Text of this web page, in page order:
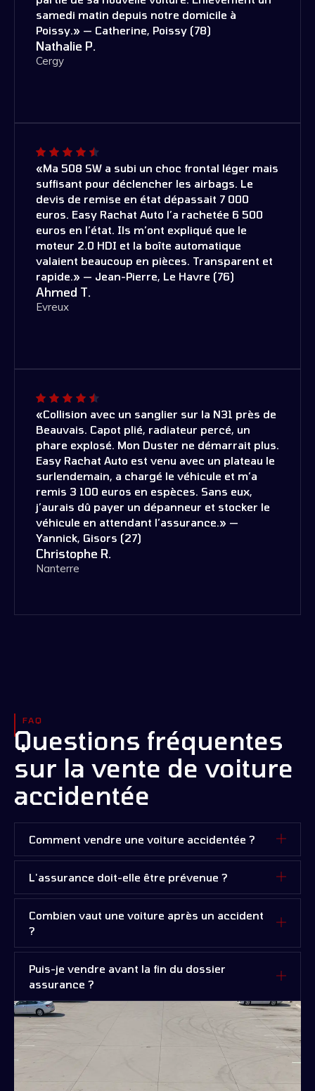
samedi matin depuis notre domicile à
Poissy.» — Catherine, Poissy (78)
Nathalie P.
Cergy
«Ma 508 SW a subi un choc frontal léger mais
suffisant pour déclencher les airbags. Le
devis de remise en état dépassait 7 000
euros. Easy Rachat Auto l’a rachetée 6 500
euros en l’état. Ils m’ont expliqué que le
moteur 2.0 HDI et la boîte automatique
valaient beaucoup en pièces. Transparent et
rapide.» — Jean-Pierre, Le Havre (76)
Ahmed T.
Evreux
«Collision avec un sanglier sur la N31 près de
Beauvais. Capot plié, radiateur percé, un
phare explosé. Mon Duster ne démarrait plus.
Easy Rachat Auto est venu avec un plateau le
surlendemain, a chargé le véhicule et m’a
remis 3 100 euros en espèces. Sans eux,
j’aurais dû payer un dépanneur et stocker le
véhicule en attendant l’assurance.» —
Yannick, Gisors (27)
Christophe R.
Nanterre
FAQ
Questions fréquentes
sur la vente de voiture
accidentée
Comment vendre une voiture accidentée ?
L'assurance doit-elle être prévenue ?
Combien vaut une voiture après un accident
?
Puis-je vendre avant la fin du dossier
assurance ?